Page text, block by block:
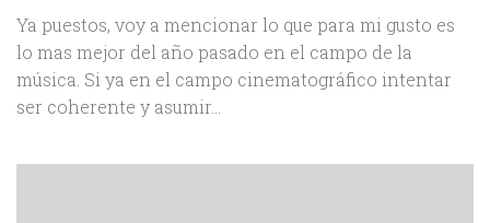
Ya puestos, voy a mencionar lo que para mi gusto es
lo mas mejor del año pasado en el campo de la
música. Si ya en el campo cinematográfico intentar
ser coherente y asumir...